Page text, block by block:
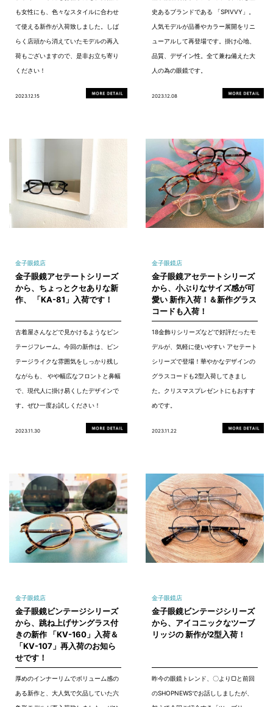
も女性にも、色々なスタイルに合わせ
て使える新作が入荷致しました。しば
らく店頭から消えていたモデルの再入
荷もございますので、是非お立ち寄り
ください！
2023.12.15
史あるブランドである 「SPIVVY」。
人気モデルが品番やカラー展開をリニ
ューアルして再登場です。掛け心地、
品質、デザイン性。全て兼ね備えた大
人の為の眼鏡です。
2023.12.08
金子眼鏡店
金子眼鏡アセテートシリーズ
から、ちょっとクセありな新
作、 「KA-81」入荷です！
古着屋さんなどで見かけるようなビン
テージフレーム。今回の新作は、ビン
テージライクな雰囲気をしっかり残し
ながらも、 やや幅広なフロントと鼻幅
で、現代人に掛け易くしたデザインで
す。ぜひ一度お試しください！
2023.11.30
金子眼鏡店
金子眼鏡アセテートシリーズ
から、小ぶりなサイズ感が可
愛い 新作入荷！＆新作グラス
コードも入荷！
18金飾りシリーズなどで好評だったモ
デルが、気軽に使いやすい アセテート
シリーズで登場！華やかなデザインの
グラスコードも2型入荷してきまし
た。クリスマスプレゼントにもおすす
めです。
2023.11.22
金子眼鏡店
金子眼鏡ビンテージシリーズ
から、跳ね上げサングラス付
きの新作 「KV-160」入荷＆
「KV-107」再入荷のお知ら
せです！
厚めのインナーリムでボリューム感の
ある新作と、大人気で欠品していた六
金子眼鏡店
金子眼鏡ビンテージシリーズ
から、アイコニックなツーブ
リッジの 新作が2型入荷！
昨今の眼鏡トレンド、〇より▢と前回
のSHOPNEWSでお話ししましたが、